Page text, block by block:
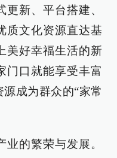
新、平台搭建、
质文化资源直达基
美好幸福生活的新
门口就能享受丰富
成为群众的“家常
的繁荣与发展。